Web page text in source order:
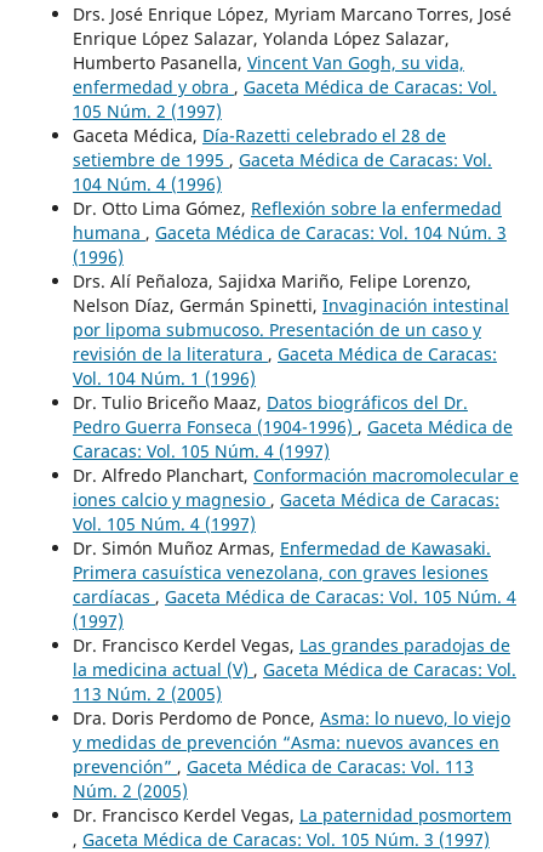
Drs. José Enrique López, Myriam Marcano Torres, José
Enrique López Salazar, Yolanda López Salazar,
Humberto Pasanella, Vincent Van Gogh, su vida,
enfermedad y obra , Gaceta Médica de Caracas: Vol.
105 Núm. 2 (1997)
Gaceta Médica, Día-Razetti celebrado el 28 de
setiembre de 1995 , Gaceta Médica de Caracas: Vol.
104 Núm. 4 (1996)
Dr. Otto Lima Gómez, Reflexión sobre la enfermedad
humana , Gaceta Médica de Caracas: Vol. 104 Núm. 3
(1996)
Drs. Alí Peñaloza, Sajidxa Mariño, Felipe Lorenzo,
Nelson Díaz, Germán Spinetti, Invaginación intestinal
por lipoma submucoso. Presentación de un caso y
revisión de la literatura , Gaceta Médica de Caracas:
Vol. 104 Núm. 1 (1996)
Dr. Tulio Briceño Maaz, Datos biográficos del Dr.
Pedro Guerra Fonseca (1904-1996) , Gaceta Médica de
Caracas: Vol. 105 Núm. 4 (1997)
Dr. Alfredo Planchart, Conformación macromolecular e
iones calcio y magnesio , Gaceta Médica de Caracas:
Vol. 105 Núm. 4 (1997)
Dr. Simón Muñoz Armas, Enfermedad de Kawasaki.
Primera casuística venezolana, con graves lesiones
cardíacas , Gaceta Médica de Caracas: Vol. 105 Núm. 4
(1997)
Dr. Francisco Kerdel Vegas, Las grandes paradojas de
la medicina actual (V) , Gaceta Médica de Caracas: Vol.
113 Núm. 2 (2005)
Dra. Doris Perdomo de Ponce, Asma: lo nuevo, lo viejo
y medidas de prevención “Asma: nuevos avances en
prevención” , Gaceta Médica de Caracas: Vol. 113
Núm. 2 (2005)
Dr. Francisco Kerdel Vegas, La paternidad posmortem
, Gaceta Médica de Caracas: Vol. 105 Núm. 3 (1997)